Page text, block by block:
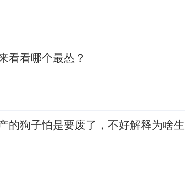
看看哪个最怂？
的狗子怕是要废了，不好解释为啥生